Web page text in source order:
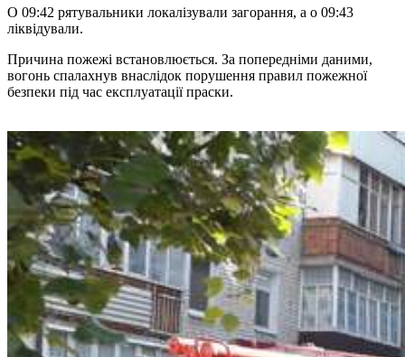
О 09:42 рятувальники локалізували загорання, а о 09:43
ліквідували.
Причина пожежі встановлюється. За попередніми даними,
вогонь спалахнув внаслідок порушення правил пожежної
безпеки під час експлуатації праски.